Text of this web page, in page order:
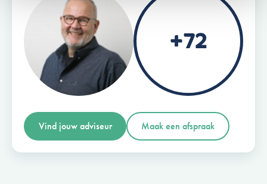
+72
Vind jouw adviseur Maak een afspraak